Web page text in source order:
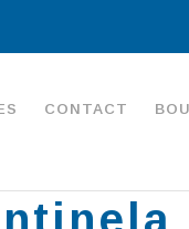
CONTACT